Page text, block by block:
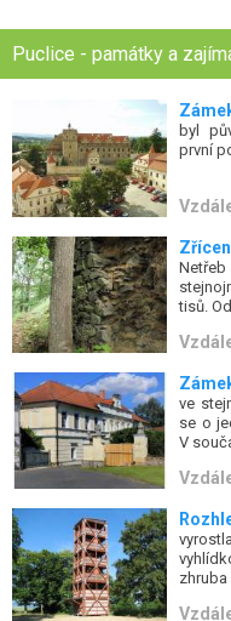
Puclice - památky a
byl
první
Netřeb
tisů.
ve
se o
V